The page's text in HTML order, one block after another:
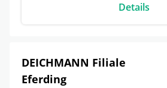
Details
DEICHMANN Filiale
Eferding